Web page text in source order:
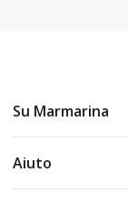
Su Marmarina
Aiuto